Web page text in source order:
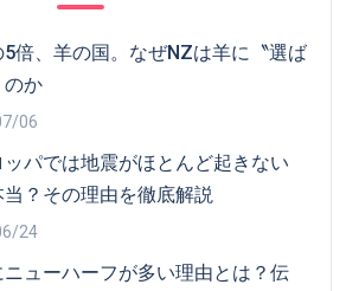
5倍、羊の国。なぜNZは羊に〝選ば
のか
06
ッパでは地震がほとんど起きない
当？その理由を徹底解説
24
ニューハーフが多い理由とは？伝